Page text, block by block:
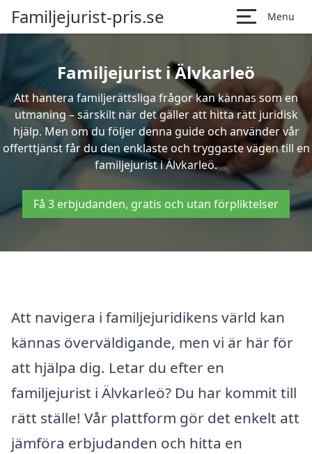
Familjejurist-pris.se Menu
Familjejurist i Älvkarleö
Att hantera familjerättsliga frågor kan kännas som en
utmaning – särskilt när det gäller att hitta rätt juridisk
hjälp. Men om du följer denna guide och använder vår
offerttjänst får du den enklaste och tryggaste vägen till en
familjejurist i Älvkarleö.
Få 3 erbjudanden, gratis och utan förpliktelser
Att navigera i familjejuridikens värld kan
kännas överväldigande, men vi är här för
att hjälpa dig. Letar du efter en
familjejurist i Älvkarleö? Du har kommit till
rätt ställe! Vår plattform gör det enkelt att
jämföra erbjudanden och hitta en